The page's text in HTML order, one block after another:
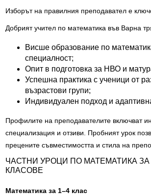
Изборът на правилния преподавател е
Добрият учител по математика във Варна
Висше образование по
специалност;
Опит в подготовка за НВО и
Успешна практика с ученици от
възрастови групи;
Индивидуален подход и
Профилите на преподавателите включват
специализация и отзиви. Пробният урок
прецените съвместимостта и стила на
ЧАСТНИ УРОЦИ ПО МАТЕМАТИКА ЗА
КЛАСОВЕ
Математика за 1–4 клас